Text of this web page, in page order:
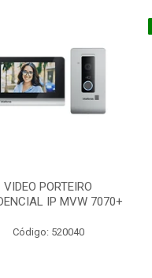
VIDEO PORTEIRO
IP MVW 7070+
Código: 520040